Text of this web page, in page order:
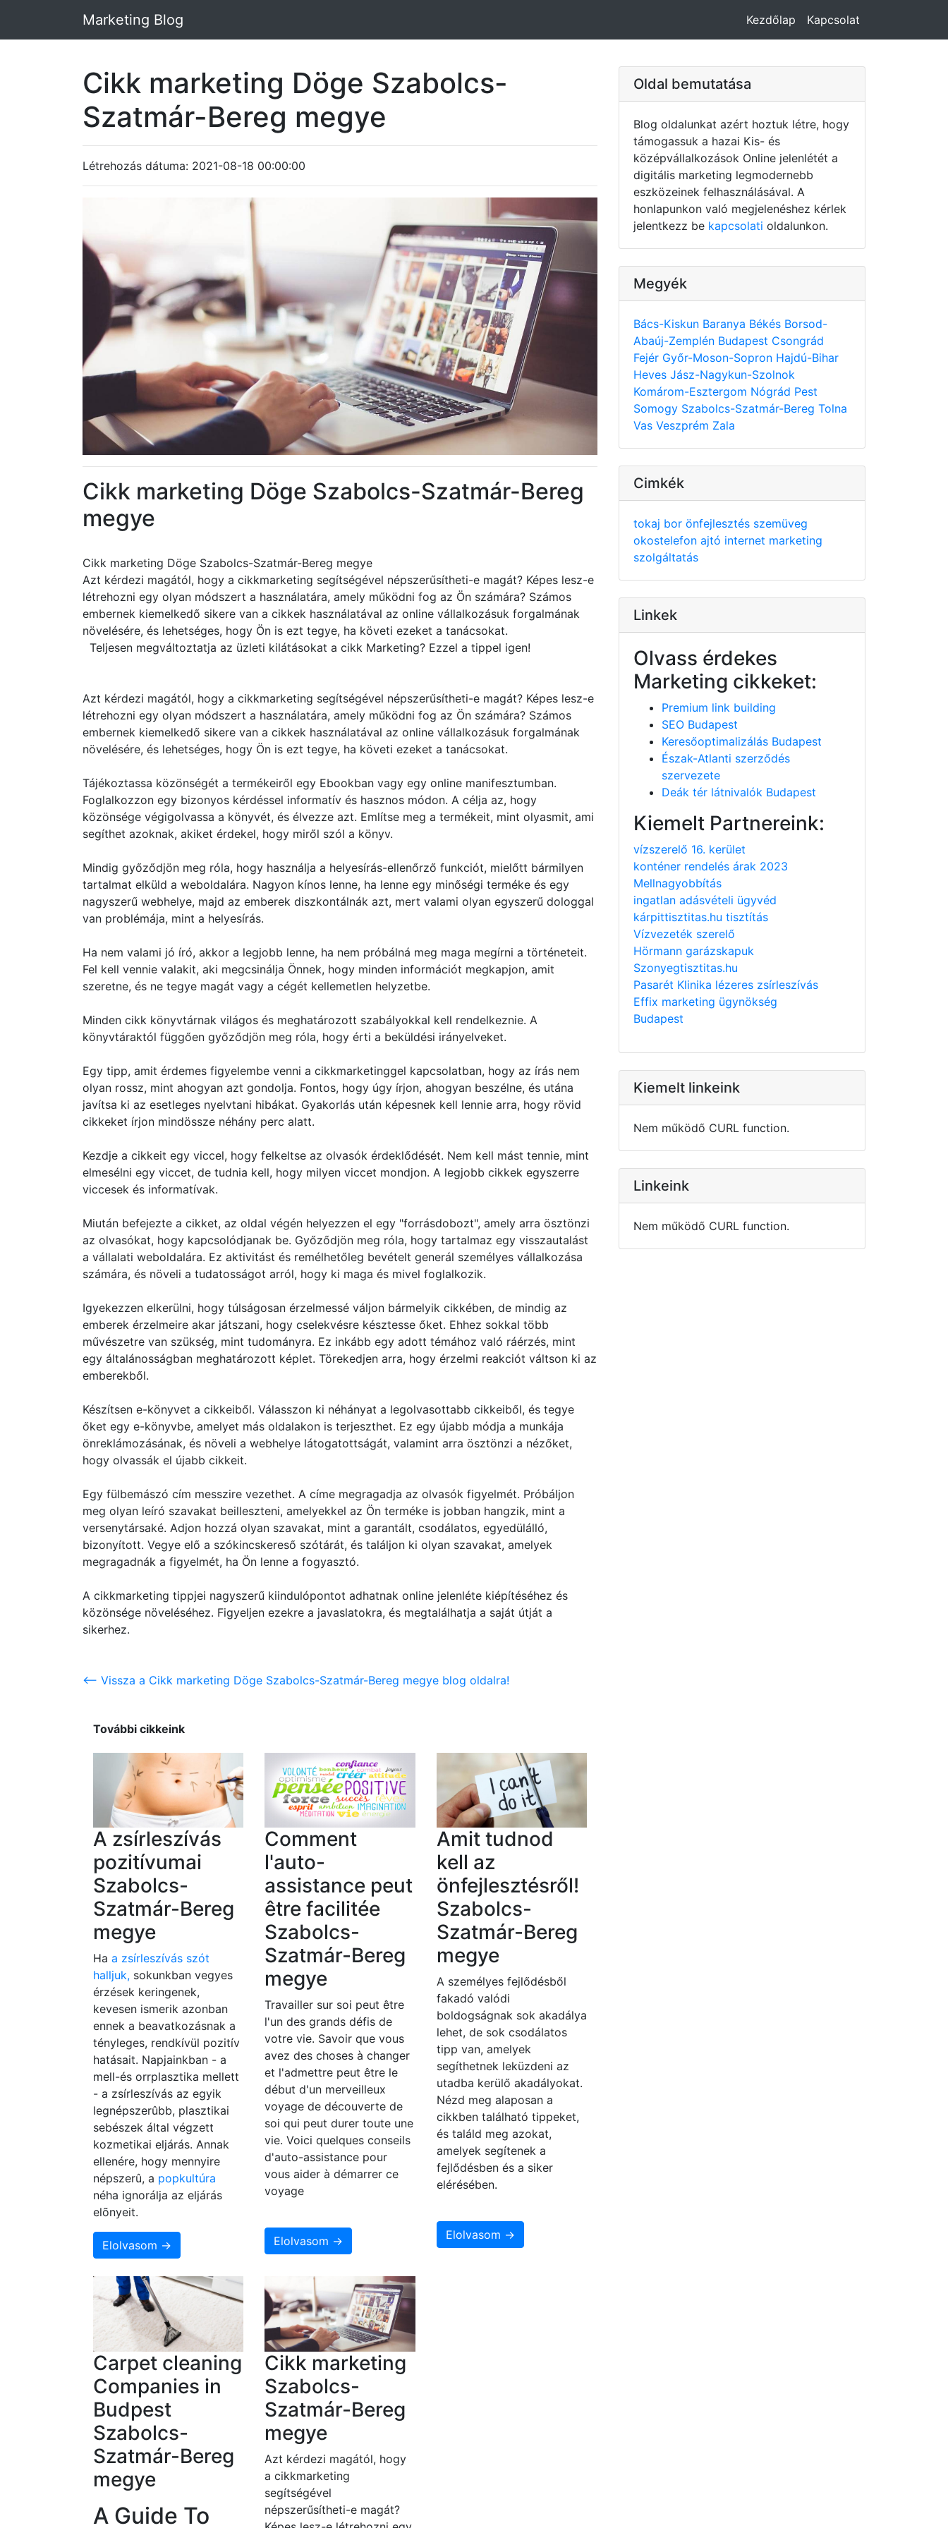
Marketing Blog Kezdőlap Kapcsolat
Cikk marketing Döge Szabolcs-
Szatmár-Bereg megye
Létrehozás dátuma: 2021-08-18 00:00:00
Cikk marketing Döge Szabolcs-Szatmár-Bereg
megye
Cikk marketing Döge Szabolcs-Szatmár-Bereg megye
Azt kérdezi magától, hogy a cikkmarketing segítségével népszerűsítheti-e magát? Képes lesz-e
létrehozni egy olyan módszert a használatára, amely működni fog az Ön számára? Számos
embernek kiemelkedő sikere van a cikkek használatával az online vállalkozásuk forgalmának
növelésére, és lehetséges, hogy Ön is ezt tegye, ha követi ezeket a tanácsokat.
Teljesen megváltoztatja az üzleti kilátásokat a cikk Marketing? Ezzel a tippel igen!
Azt kérdezi magától, hogy a cikkmarketing segítségével népszerűsítheti-e magát? Képes lesz-e
létrehozni egy olyan módszert a használatára, amely működni fog az Ön számára? Számos
embernek kiemelkedő sikere van a cikkek használatával az online vállalkozásuk forgalmának
növelésére, és lehetséges, hogy Ön is ezt tegye, ha követi ezeket a tanácsokat.
Tájékoztassa közönségét a termékeiről egy Ebookban vagy egy online manifesztumban.
Foglalkozzon egy bizonyos kérdéssel informatív és hasznos módon. A célja az, hogy
közönsége végigolvassa a könyvét, és élvezze azt. Említse meg a termékeit, mint olyasmit, ami
segíthet azoknak, akiket érdekel, hogy miről szól a könyv.
Mindig győződjön meg róla, hogy használja a helyesírás-ellenőrző funkciót, mielőtt bármilyen
tartalmat elküld a weboldalára. Nagyon kínos lenne, ha lenne egy minőségi terméke és egy
nagyszerű webhelye, majd az emberek diszkontálnák azt, mert valami olyan egyszerű dologgal
van problémája, mint a helyesírás.
Ha nem valami jó író, akkor a legjobb lenne, ha nem próbálná meg maga megírni a történeteit.
Fel kell vennie valakit, aki megcsinálja Önnek, hogy minden információt megkapjon, amit
szeretne, és ne tegye magát vagy a cégét kellemetlen helyzetbe.
Minden cikk könyvtárnak világos és meghatározott szabályokkal kell rendelkeznie. A
könyvtáraktól függően győződjön meg róla, hogy érti a beküldési irányelveket.
Egy tipp, amit érdemes figyelembe venni a cikkmarketinggel kapcsolatban, hogy az írás nem
olyan rossz, mint ahogyan azt gondolja. Fontos, hogy úgy írjon, ahogyan beszélne, és utána
javítsa ki az esetleges nyelvtani hibákat. Gyakorlás után képesnek kell lennie arra, hogy rövid
cikkeket írjon mindössze néhány perc alatt.
Kezdje a cikkeit egy viccel, hogy felkeltse az olvasók érdeklődését. Nem kell mást tennie, mint
elmesélni egy viccet, de tudnia kell, hogy milyen viccet mondjon. A legjobb cikkek egyszerre
viccesek és informatívak.
Miután befejezte a cikket, az oldal végén helyezzen el egy "forrásdobozt", amely arra ösztönzi
az olvasókat, hogy kapcsolódjanak be. Győződjön meg róla, hogy tartalmaz egy visszautalást
a vállalati weboldalára. Ez aktivitást és remélhetőleg bevételt generál személyes vállalkozása
számára, és növeli a tudatosságot arról, hogy ki maga és mivel foglalkozik.
Igyekezzen elkerülni, hogy túlságosan érzelmessé váljon bármelyik cikkében, de mindig az
emberek érzelmeire akar játszani, hogy cselekvésre késztesse őket. Ehhez sokkal több
művészetre van szükség, mint tudományra. Ez inkább egy adott témához való ráérzés, mint
egy általánosságban meghatározott képlet. Törekedjen arra, hogy érzelmi reakciót váltson ki az
emberekből.
Készítsen e-könyvet a cikkeiből. Válasszon ki néhányat a legolvasottabb cikkeiből, és tegye
őket egy e-könyvbe, amelyet más oldalakon is terjeszthet. Ez egy újabb módja a munkája
önreklámozásának, és növeli a webhelye látogatottságát, valamint arra ösztönzi a nézőket,
hogy olvassák el újabb cikkeit.
Egy fülbemászó cím messzire vezethet. A címe megragadja az olvasók figyelmét. Próbáljon
meg olyan leíró szavakat beilleszteni, amelyekkel az Ön terméke is jobban hangzik, mint a
versenytársaké. Adjon hozzá olyan szavakat, mint a garantált, csodálatos, egyedülálló,
bizonyított. Vegye elő a szókincskereső szótárát, és találjon ki olyan szavakat, amelyek
megragadnák a figyelmét, ha Ön lenne a fogyasztó.
A cikkmarketing tippjei nagyszerű kiindulópontot adhatnak online jelenléte kiépítéséhez és
közönsége növeléséhez. Figyeljen ezekre a javaslatokra, és megtalálhatja a saját útját a
sikerhez.
<-- Vissza a Cikk marketing Döge Szabolcs-Szatmár-Bereg megye blog oldalra!
További cikkeink
A zsírleszívás
pozitívumai
Szabolcs-
Szatmár-Bereg
megye
Ha a zsírleszívás szót
halljuk, sokunkban vegyes
érzések keringenek,
kevesen ismerik azonban
ennek a beavatkozásnak a
tényleges, rendkívül pozitív
hatásait. Napjainkban - a
mell-és orrplasztika mellett
- a zsírleszívás az egyik
legnépszerûbb, plasztikai
sebészek által végzett
kozmetikai eljárás. Annak
ellenére, hogy mennyire
népszerû, a popkultúra
néha ignorálja az eljárás
elõnyeit.
Elolvasom →
Comment
l'auto-
assistance peut
être facilitée
Szabolcs-
Szatmár-Bereg
megye
Travailler sur soi peut être
l'un des grands défis de
votre vie. Savoir que vous
avez des choses à changer
et l'admettre peut être le
début d'un merveilleux
voyage de découverte de
soi qui peut durer toute une
vie. Voici quelques conseils
d'auto-assistance pour
vous aider à démarrer ce
voyage
Elolvasom →
Amit tudnod
kell az
önfejlesztésről!
Szabolcs-
Szatmár-Bereg
megye
A személyes fejlődésből
fakadó valódi
boldogságnak sok akadálya
lehet, de sok csodálatos
tipp van, amelyek
segíthetnek leküzdeni az
utadba kerülő akadályokat.
Nézd meg alaposan a
cikkben található tippeket,
és találd meg azokat,
amelyek segítenek a
fejlődésben és a siker
elérésében.
Elolvasom →
Carpet cleaning
Companies in
Budpest
Szabolcs-
Szatmár-Bereg
megye
A Guide To
Cikk marketing
Szabolcs-
Szatmár-Bereg
megye
Azt kérdezi magától, hogy
a cikkmarketing
segítségével
népszerűsítheti-e magát?
Oldal bemutatása
Blog oldalunkat azért hoztuk létre, hogy
támogassuk a hazai Kis- és
középvállalkozások Online jelenlétét a
digitális marketing legmodernebb
eszközeinek felhasználásával. A
honlapunkon való megjelenéshez kérlek
jelentkezz be kapcsolati oldalunkon.
Megyék
Bács-Kiskun Baranya Békés Borsod-
Abaúj-Zemplén Budapest Csongrád
Fejér Győr-Moson-Sopron Hajdú-Bihar
Heves Jász-Nagykun-Szolnok
Komárom-Esztergom Nógrád Pest
Somogy Szabolcs-Szatmár-Bereg Tolna
Vas Veszprém Zala
Cimkék
tokaj bor önfejlesztés szemüveg
okostelefon ajtó internet marketing
szolgáltatás
Linkek
Olvass érdekes
Marketing cikkeket:
Premium link building
SEO Budapest
Keresőoptimalizálás Budapest
Észak-Atlanti szerződés
szervezete
Deák tér látnivalók Budapest
Kiemelt Partnereink:
vízszerelő 16. kerület
konténer rendelés árak 2023
Mellnagyobbítás
ingatlan adásvételi ügyvéd
kárpittisztitas.hu tisztítás
Vízvezeték szerelő
Hörmann garázskapuk
Szonyegtisztitas.hu
Pasarét Klinika lézeres zsírleszívás
Effix marketing ügynökség
Budapest
Kiemelt linkeink
Nem működő CURL function.
Linkeink
Nem működő CURL function.